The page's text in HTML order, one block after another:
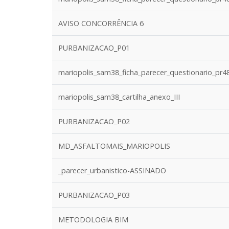
AVISO CONCORRÊNCIA 6
PURBANIZACAO_P01
mariopolis_sam38_cartilha_anexo_III
PURBANIZACAO_P02
MD_ASFALTOMAIS_MARIOPOLIS
_parecer_urbanistico-ASSINADO
PURBANIZACAO_P03
METODOLOGIA BIM